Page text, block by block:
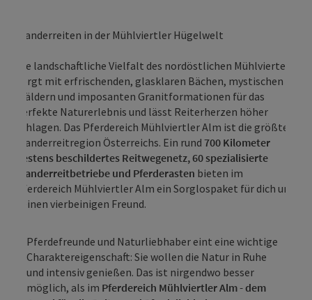
Wanderreiten in der Mühlviertler Hügelwelt
Die landschaftliche Vielfalt des nordöstlichen Mühlviertels
sorgt mit erfrischenden, glasklaren Bächen, mystischen
Wäldern und imposanten Granitformationen für das
perfekte Naturerlebnis und lässt Reiterherzen höher
schlagen. Das Pferdereich Mühlviertler Alm ist die größte
Wanderreitregion Österreichs. Ein rund 700 Kilometer
bestens beschildertes Reitwegenetz, 60 spezialisierte
Wanderreitbetriebe und Pferderasten bieten im
Pferdereich Mühlviertler Alm ein Sorglospaket für dich und
deinen vierbeinigen Freund.
Pferdefreunde und Naturliebhaber eint eine wichtige
Charaktereigenschaft: Sie wollen die Natur in Ruhe
und intensiv genießen. Das ist nirgendwo besser
möglich, als im Pferdereich Mühlviertler Alm - dem